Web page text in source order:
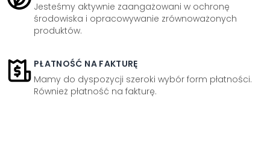
Jesteśmy aktywnie zaangażowani w ochronę
środowiska i opracowywanie zrównoważonych
produktów.
PŁATNOŚĆ NA FAKTURĘ
Mamy do dyspozycji szeroki wybór form płatności.
Również płatność na fakturę.